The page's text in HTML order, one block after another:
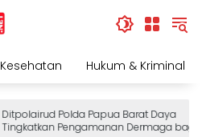
Kesehatan Hukum & Kriminal
Ditpolairud Polda Papua Barat Daya
Tingkatkan Pengamanan Dermaga bagi